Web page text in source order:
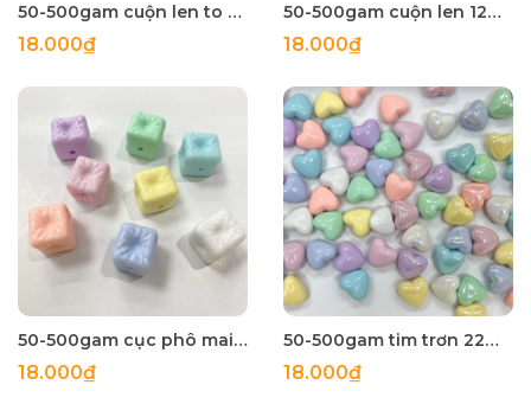
50-500gam cuộn len to 16mm,hạt charm holo bóng đẹp có lỗ xỏ
18.000₫
50-500gam cuộn len 12mm nhỏ ,hạt charm holo bóng đẹp có lỗ xỏ
18.000₫
50-500gam cục phô mai vuông 14mm ,hạt charm holo bóng đẹp có lỗ xỏ
18.000₫
50-500gam tim trơn 22mm ,hạt charm holo bóng đẹp có lỗ xỏ
18.000₫